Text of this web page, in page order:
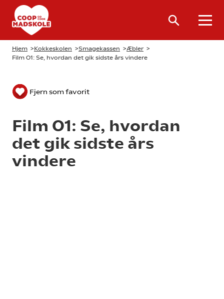
Hjem >Kokkeskolen >Smagekassen >Æbler >
Film 01: Se, hvordan det gik sidste års vindere
Fjern som favorit
Film 01: Se, hvordan
det gik sidste års
vindere